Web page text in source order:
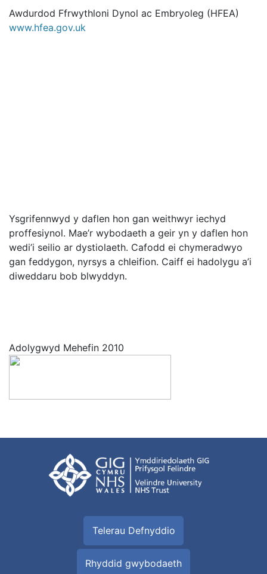
Awdurdod Ffrwythloni Dynol ac Embryoleg (HFEA)
www.hfea.gov.uk
Ysgrifennwyd y daflen hon gan weithwyr iechyd
proffesiynol. Mae’r wybodaeth a geir yn y daflen hon
wedi’i seilio ar dystiolaeth. Cafodd ei chymeradwyo
gan feddygon, nyrsys a chleifion. Caiff ei hadolygu a’i
diweddaru bob blwyddyn.
Adolygwyd Mehefin 2010
Telerau Defnyddio
Rhyddid gwybodaeth